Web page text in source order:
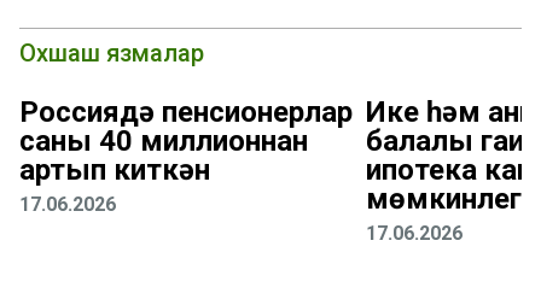
Охшаш язмалар
Россиядә пенсионерлар
саны 40 миллионнан
артып киткән
17.06.2026
Ике һәм
балалы
ипотека
17.06.2026